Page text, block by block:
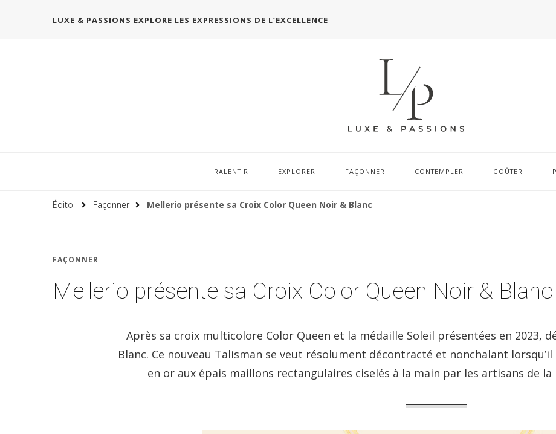
LUXE & PASSIONS EXPLORE LES EXPRESSIONS DE L’EXCELLENCE
RALENTIR EXPLORER FAÇONNER CONTEMPLER GOÛTER
Édito Façonner Mellerio présente sa Croix Color Queen Noir & Blanc
FAÇONNER
Mellerio présente sa Croix Color Queen Noir & Blanc
Après sa croix multicolore Color Queen et la médaille Soleil présentées en 2023,
Blanc. Ce nouveau Talisman se veut résolument décontracté et nonchalant
en or aux épais maillons rectangulaires ciselés à la main par les artisans de